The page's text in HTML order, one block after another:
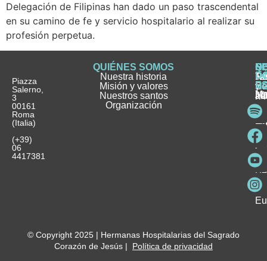
Delegación de Filipinas han dado un paso trascendental
en su camino de fe y servicio hospitalario al realizar su
profesión perpetua.
Piazza
Salerno,
3
00161
Roma
(Italia)
(+39)
06
4417381
QUIÉNES SOMOS
Nuestra historia
Misión y valores
Nuestros santos
Organización
e
y
y
© Copyright 2025 | Hermanas Hospitalarias del Sagrado
Corazón de Jesús | Política de privacidad